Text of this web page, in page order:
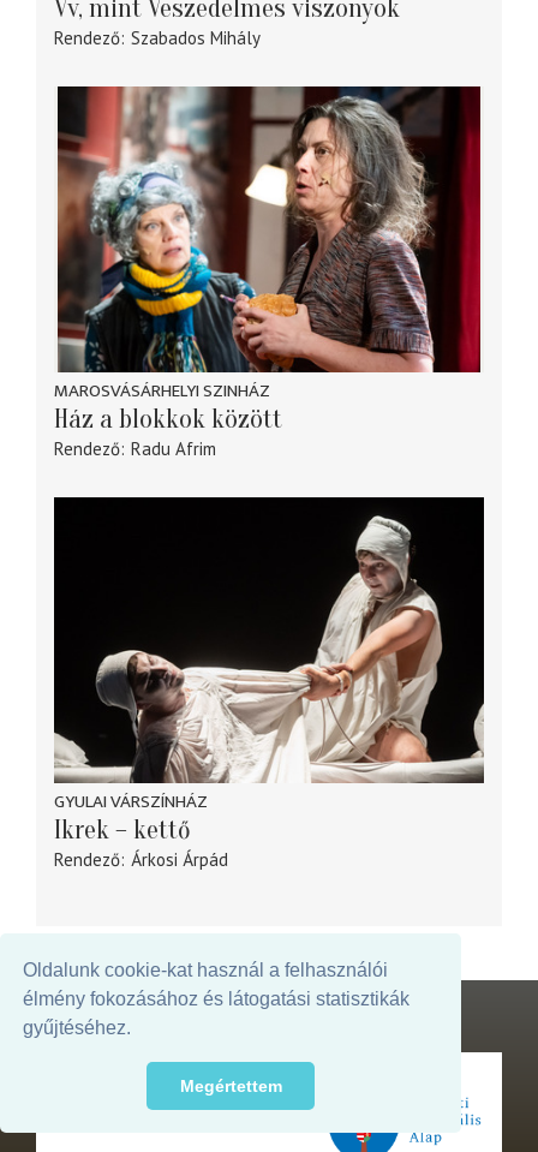
Oldalunk cookie-kat használ a felhasználói
élmény fokozásához és látogatási statisztikák
gyűjtéséhez.
Megértettem
Vv, mint Veszedelmes viszonyok
Rendező Szabados Mihály
MAROSVÁSÁRHELYI SZINHÁZ
Ház a blokkok között
Rendező Radu Afrim
GYULAI VÁRSZÍNHÁZ
Ikrek – kettő
Rendező Árkosi Árpád